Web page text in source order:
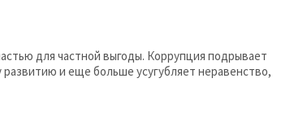
для частной выгоды. Коррупция подрывает
и еще больше усугубляет неравенство,